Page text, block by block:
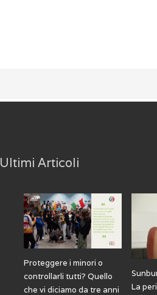
Ultimi Articoli
Proteggere i minori o
controllarli tutti? Quello
che vi diciamo da tre anni
La